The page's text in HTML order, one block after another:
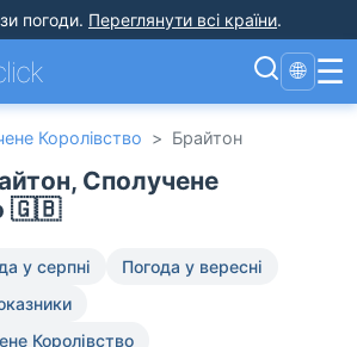
погоди. Переглянути всі країни.
🌐 ☰
Королівство > Брайтон
Сполучене
🇬🇧
у серпні
Погода у вересні
Королівство